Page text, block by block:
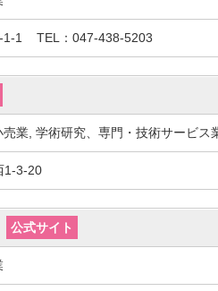
1-1 TEL：047-438-5203
業, 学術研究、専門・技術サービス
1-3-20
公式サイト